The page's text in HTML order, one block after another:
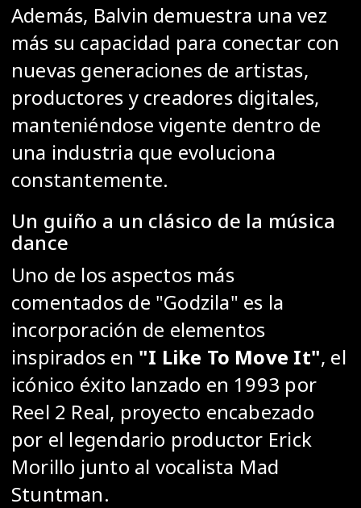
Además, Balvin demuestra una vez
más su capacidad para conectar con
nuevas generaciones de artistas,
productores y creadores digitales,
manteniéndose vigente dentro de
una industria que evoluciona
constantemente.
Un guiño a un clásico de la música
dance
Uno de los aspectos más
comentados de "Godzila" es la
incorporación de elementos
inspirados en "I Like To Move It", el
icónico éxito lanzado en 1993 por
Reel 2 Real, proyecto encabezado
por el legendario productor Erick
Morillo junto al vocalista Mad
Stuntman.